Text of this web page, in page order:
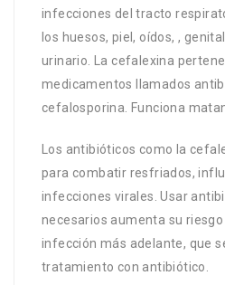
infecciones del tracto
los huesos, piel, oídos, ,
urinario. La cefalexina
medicamentos llamados
cefalosporina. Funciona
Los antibióticos como la
para combatir resfriados,
infecciones virales. Usar
necesarios aumenta su
infección más adelante, que
tratamiento con antibiótico.